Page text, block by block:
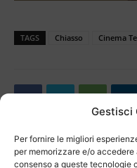
Gestisci
Per fornire le migliori
per memorizzare e/o
consenso a queste tecnologie
TAGS Chiasso Cinema
Articolo precedente